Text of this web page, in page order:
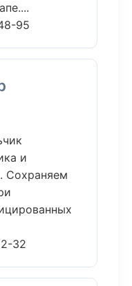
95
и
Сохраняем
32